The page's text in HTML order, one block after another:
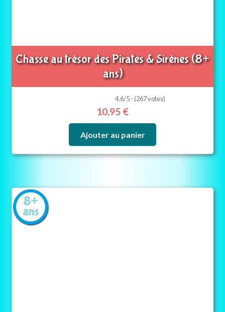
Chasse au trésor des Pirates & Sirènes (8+
ans)
4.6/5 - (267 votes)
10,95 €
Ajouter au panier
8+
ans